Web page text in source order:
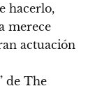
hacerlo,
merece
actuación
de The